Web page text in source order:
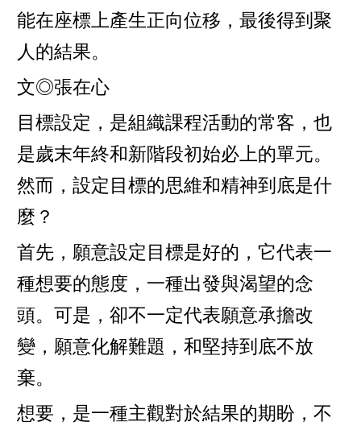
能在座標上產生正向位移，最後得到聚
人的結果。
文◎張在心
目標設定，是組織課程活動的常客，也
是歲末年終和新階段初始必上的單元。
然而，設定目標的思維和精神到底是什
麼？
首先，願意設定目標是好的，它代表一
種想要的態度，一種出發與渴望的念
頭。可是，卻不一定代表願意承擔改
變，願意化解難題，和堅持到底不放
棄。
想要，是一種主觀對於結果的期盼，不